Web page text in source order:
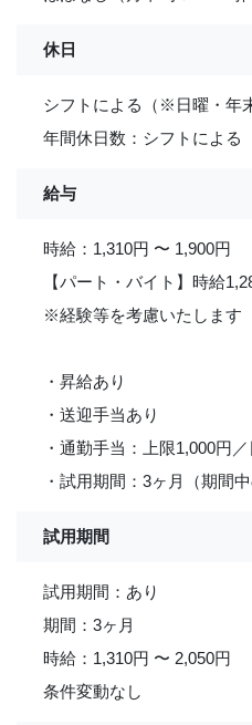
休日
シフトによる（※日曜・年
年間休日数：シフトによる
給与
時給：1,310円 〜 1,900円
【パート・バイト】時給
※経験等を考慮いたします
・昇給あり
・送迎手当あり
・通勤手当：上限1,000円／
・試用期間：3ヶ月（期間
試用期間
試用期間：あり
期間：3ヶ月
時給：1,310円 〜 2,050円
条件変動なし